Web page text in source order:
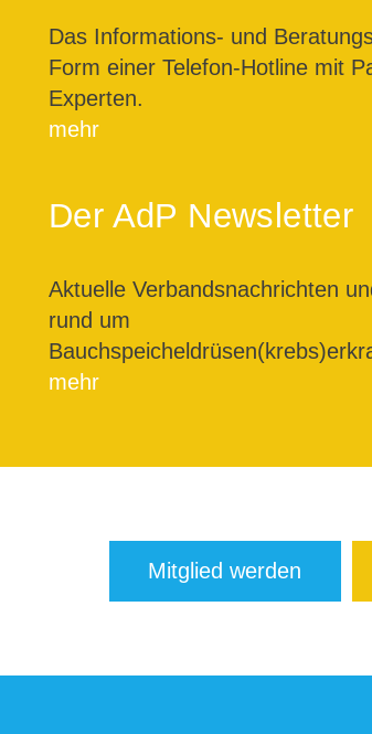
Das Informations- und
Form einer Telefon-Hotline mit
Experten.
mehr
Der AdP Newsletter
Aktuelle Verbandsnachrichten
rund um
mehr
Mitglied werden